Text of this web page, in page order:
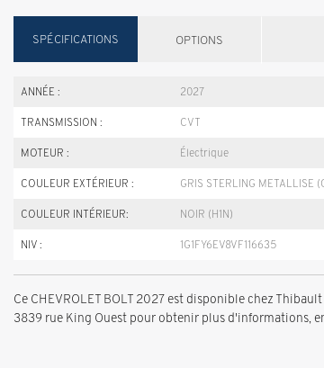
SPÉCIFICATIONS OPTIONS
ANNÉE : 2027
TRANSMISSION : CVT
MOTEUR : Électrique
COULEUR EXTÉRIEUR : GRIS STERLING METALLISE
COULEUR INTÉRIEUR: NOIR (H1N)
NIV : 1G1FY6EV8VF116635
Ce CHEVROLET BOLT 2027 est disponible chez
3839 rue King Ouest pour obtenir plus d'informations,